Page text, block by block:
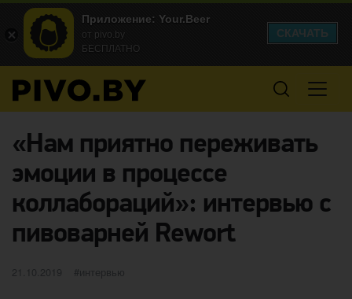
«Нам приятно переживать
эмоции в процессе
коллабораций»: интервью с
пивоварней Rewort
Опубликовано
21.10.2019 категории
интервью
Приложение: Your.Beer
от pivo.by
БЕСПЛАТНО
СКАЧАТЬ